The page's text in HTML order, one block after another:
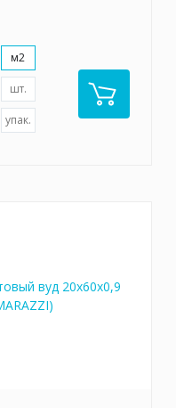
м2
шт.
упак.